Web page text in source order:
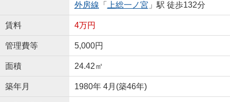
外房線 「 上総一ノ宮 」駅 徒歩132分
賃料 4万円
管理費等 5,000円
面積 24.42㎡
築年月 1980年 4月(築46年)